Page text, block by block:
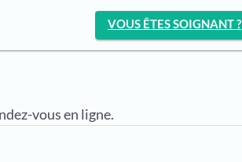
VOUS ÊTES SOIGNANT ?
vous en ligne.